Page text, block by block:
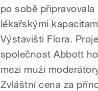
po sobě
lékařskými
Výstavišti Flora.
společnost Abbott
mezi muži
Zvláštní cena za